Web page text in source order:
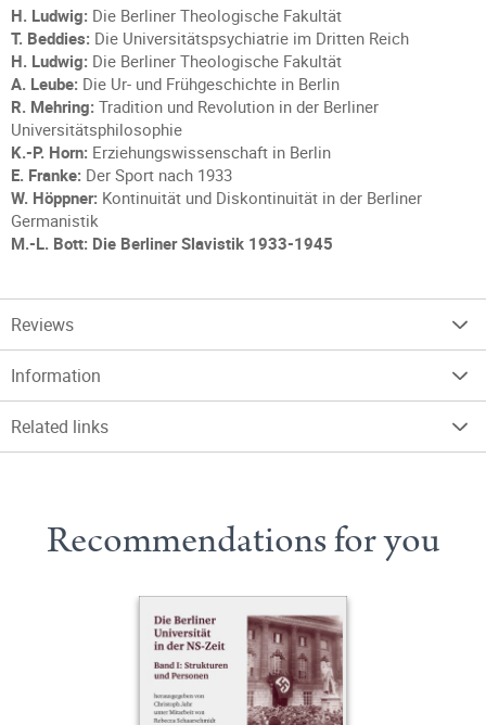
H. Ludwig: Die Berliner Theologische Fakultät
T. Beddies: Die Universitätspsychiatrie im Dritten Reich
H. Ludwig: Die Berliner Theologische Fakultät
A. Leube: Die Ur- und Frühgeschichte in Berlin
R. Mehring: Tradition und Revolution in der Berliner
Universitätsphilosophie
K.-P. Horn: Erziehungswissenschaft in Berlin
E. Franke: Der Sport nach 1933
W. Höppner: Kontinuität und Diskontinuität in der Berliner
Germanistik
M.-L. Bott: Die Berliner Slavistik 1933-1945
Reviews
Information
Related links
Recommendations for you